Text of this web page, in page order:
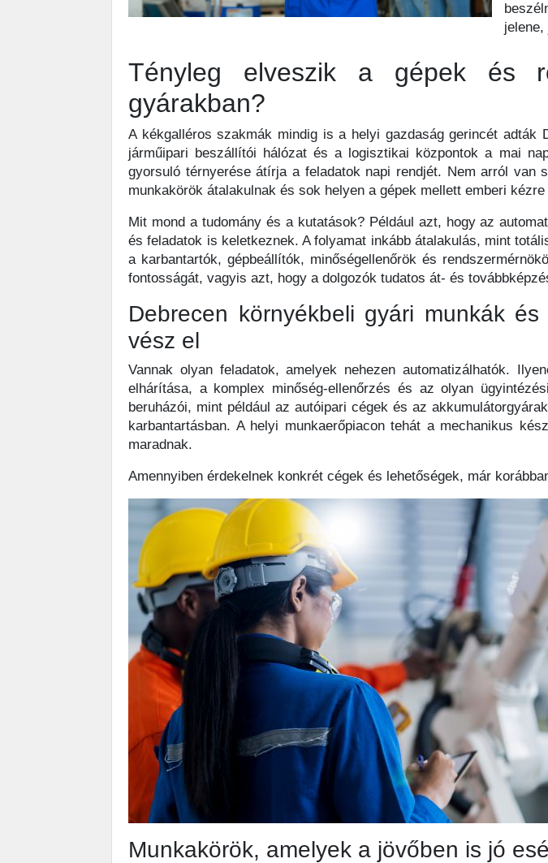
Tényleg elveszik a gépek és
gyárakban?
A kékgalléros szakmák mindig is a helyi gazdaság gerincét adták
járműipari beszállítói hálózat és a logisztikai központok a mai
gyorsuló térnyerése átírja a feladatok napi rendjét. Nem arról van
munkakörök átalakulnak és sok helyen a gépek mellett emberi
Mit mond a tudomány és a kutatások? Például azt, hogy az
és feladatok is keletkeznek. A folyamat inkább átalakulás, mint
a karbantartók, gépbeállítók, minőségellenőrök és
fontosságát, vagyis azt, hogy a dolgozók tudatos át- és
Debrecen környékbeli gyári munkák
vész el
Vannak olyan feladatok, amelyek nehezen automatizálhatók.
elhárítása, a komplex minőség-ellenőrzés és az olyan
beruházói, mint például az autóipari cégek és az
karbantartásban. A helyi munkaerőpiacon tehát a mechanikus
maradnak.
Amennyiben érdekelnek konkrét cégek és lehetőségek, már
Munkakörök, amelyek a jövőben is jó